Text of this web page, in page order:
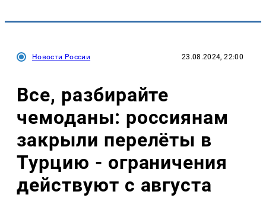
Новости России 23.08.2024, 22:00
Все, разбирайте
чемоданы: россиянам
закрыли перелёты в
Турцию - ограничения
действуют с августа